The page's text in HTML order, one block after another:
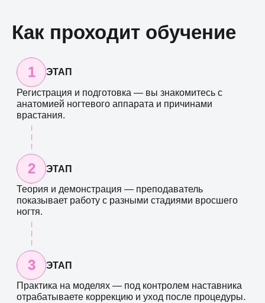
Как проходит обучение
1
ЭТАП
Регистрация и подготовка — вы знакомитесь с
анатомией ногтевого аппарата и причинами
врастания.
2
ЭТАП
Теория и демонстрация — преподаватель
показывает работу с разными стадиями вросшего
ногтя.
3
ЭТАП
Практика на моделях — под контролем наставника
отрабатываете коррекцию и уход после процедуры.